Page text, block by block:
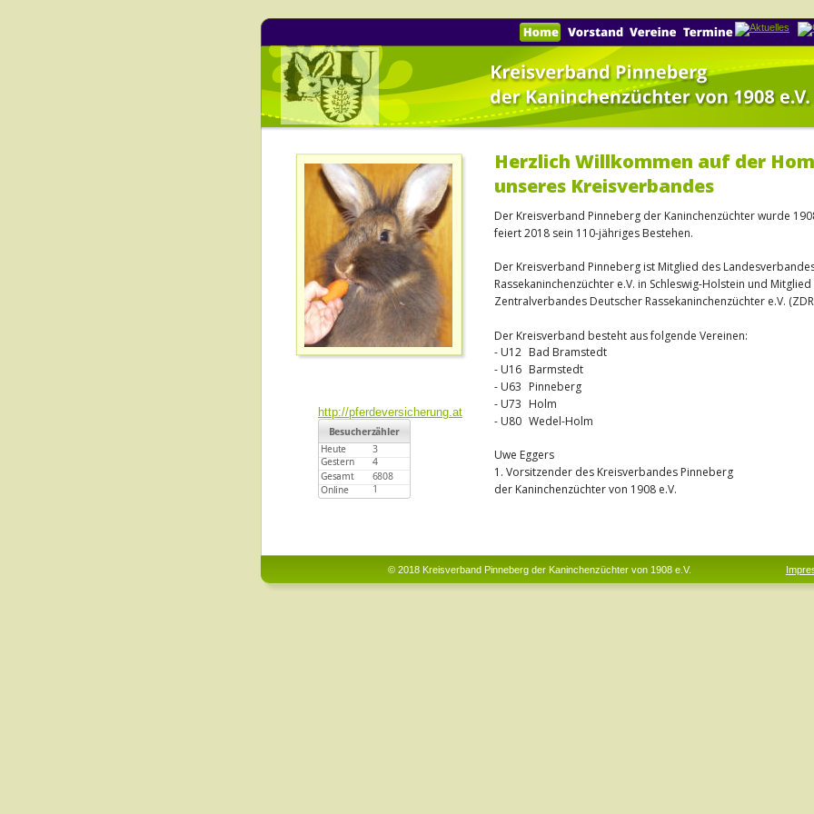
Herzlich Willkommen auf der
unseres Kreisverbandes
Der Kreisverband Pinneberg der Kaninchenzüchter wurde
feiert 2018 sein 110-jähriges Bestehen.
Der Kreisverband Pinneberg ist Mitglied des
Rassekaninchenzüchter e.V. in Schleswig-Holstein und
Zentralverbandes Deutscher Rassekaninchenzüchter e.V.
Der Kreisverband besteht aus folgende Vereinen:
- U12 Bad Bramstedt
- U16 Barmstedt
- U63 Pinneberg
- U73 Holm
- U80 Wedel-Holm
Uwe Eggers
1. Vorsitzender des Kreisverbandes Pinneberg
der Kaninchenzüchter von 1908 e.V.
© 2018 Kreisverband Pinneberg der Kaninchenzüchter von 1908 e.V.
http://pferdeversicherung.at